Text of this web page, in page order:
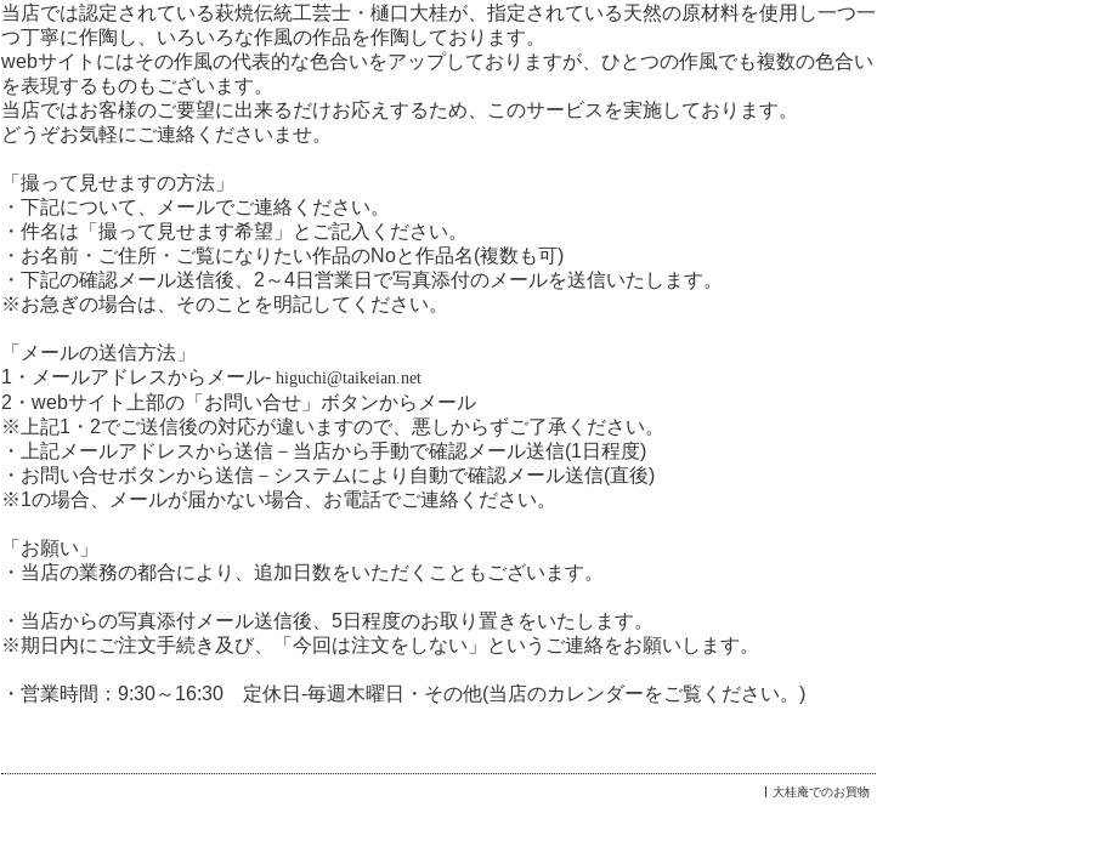
当店では認定されている萩焼伝統工芸士・樋口大桂が、指定されている天然の原材料を使用し一つ一
つ丁寧に作陶し、いろいろな作風の作品を作陶しております。
webサイトにはその作風の代表的な色合いをアップしておりますが、ひとつの作風でも複数の色合い
を表現するものもございます。
当店ではお客様のご要望に出来るだけお応えするため、このサービスを実施しております。
どうぞお気軽にご連絡くださいませ。
「撮って見せますの方法」
・下記について、メールでご連絡ください。
・件名は「撮って見せます希望」とご記入ください。
・お名前・ご住所・ご覧になりたい作品のNoと作品名(複数も可)
・下記の確認メール送信後、2～4日営業日で写真添付のメールを送信いたします。
※お急ぎの場合は、そのことを明記してください。
「メールの送信方法」
1・メールアドレスからメール- higuchi@taikeian.net
2・webサイト上部の「お問い合せ」ボタンからメール
※上記1・2でご送信後の対応が違いますので、悪しからずご了承ください。
・上記メールアドレスから送信－当店から手動で確認メール送信(1日程度)
・お問い合せボタンから送信－システムにより自動で確認メール送信(直後)
※1の場合、メールが届かない場合、お電話でご連絡ください。
「お願い」
・当店の業務の都合により、追加日数をいただくこともございます。
・当店からの写真添付メール送信後、5日程度のお取り置きをいたします。
※期日内にご注文手続き及び、「今回は注文をしない」というご連絡をお願いします。
・営業時間：9:30～16:30 定休日-毎週木曜日・その他(当店のカレンダーをご覧ください。)
大桂庵でのお買物